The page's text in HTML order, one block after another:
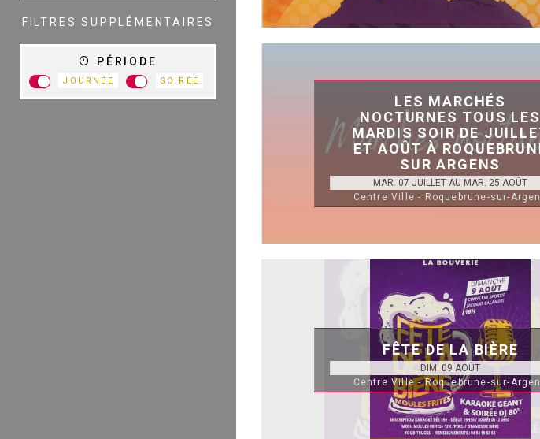
FILTRES SUPPLÉMENTAIRES
PÉRIODE
JOURNÉE SOIRÉE
LES MARCHÉS
NOCTURNES TOUS LES
MARDIS SOIR DE
ET AOÛT À
SUR ARGENS
MAR. 07 JUILLET AU MAR. 25 AOÛT
Centre Ville - Roquebrune-sur-
FÊTE DE LA BIÈRE
DIM. 09 AOÛT
Centre Ville - Roquebrune-sur-